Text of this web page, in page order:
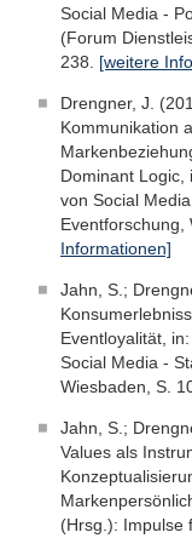
Social Media -
(Forum
238. [weitere
Drengner, J.
Kommunikation
Dominant Logic,
von Social
Eventforschung,
Informationen]
Jahn, S.;
Eventloyalität,
Social Media -
Wiesbaden, S.
Jahn, S.;
Values als
(Hrsg.): Impulse